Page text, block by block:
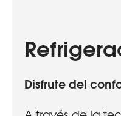
Disfrute del